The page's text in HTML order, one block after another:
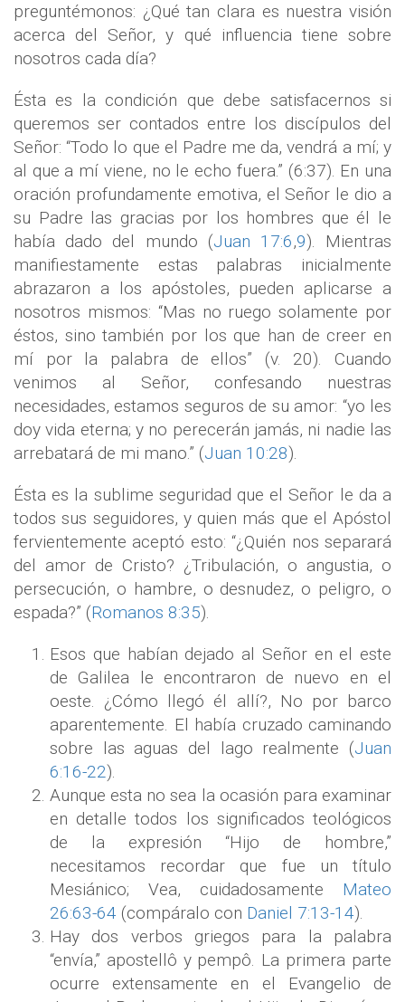
preguntémonos: ¿Qué tan clara es nuestra visión
acerca del Señor, y qué influencia tiene sobre
nosotros cada día?
Ésta es la condición que debe satisfacernos si
queremos ser contados entre los discípulos del
Señor: “Todo lo que el Padre me da, vendrá a mí; y
al que a mí viene, no le echo fuera.” (6:37). En una
oración profundamente emotiva, el Señor le dio a
su Padre las gracias por los hombres que él le
había dado del mundo (Juan 17:6,9). Mientras
manifiestamente estas palabras inicialmente
abrazaron a los apóstoles, pueden aplicarse a
nosotros mismos: “Mas no ruego solamente por
éstos, sino también por los que han de creer en
mí por la palabra de ellos” (v. 20). Cuando
venimos al Señor, confesando nuestras
necesidades, estamos seguros de su amor: “yo les
doy vida eterna; y no perecerán jamás, ni nadie las
arrebatará de mi mano.” (Juan 10:28).
Ésta es la sublime seguridad que el Señor le da a
todos sus seguidores, y quien más que el Apóstol
fervientemente aceptó esto: “¿Quién nos separará
del amor de Cristo? ¿Tribulación, o angustia, o
persecución, o hambre, o desnudez, o peligro, o
espada?” (Romanos 8:35).
Esos que habían dejado al Señor en el este
de Galilea le encontraron de nuevo en el
oeste. ¿Cómo llegó él allí?, No por barco
aparentemente. El había cruzado caminando
sobre las aguas del lago realmente (Juan
6:16-22).
Aunque esta no sea la ocasión para examinar
en detalle todos los significados teológicos
de la expresión “Hijo de hombre,”
necesitamos recordar que fue un título
Mesiánico; Vea, cuidadosamente Mateo
26:63-64 (compáralo con Daniel 7:13-14).
Hay dos verbos griegos para la palabra
“envía,” apostellô y pempô. La primera parte
ocurre extensamente en el Evangelio de